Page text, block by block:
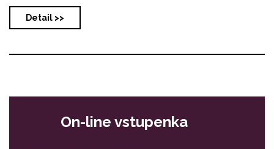
Detail >>
On-line vstupenka